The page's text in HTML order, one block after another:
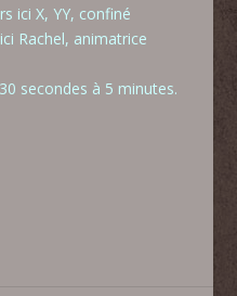
ici X, YY, confiné
Rachel, animatrice
secondes à 5 minutes.